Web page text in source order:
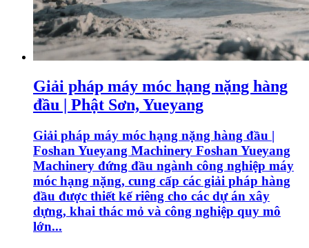
Giải pháp máy móc hạng nặng hàng
đầu | Phật Sơn, Yueyang
Giải pháp máy móc hạng nặng hàng đầu |
Foshan Yueyang Machinery Foshan Yueyang
Machinery đứng đầu ngành công nghiệp máy
móc hạng nặng, cung cấp các giải pháp hàng
đầu được thiết kế riêng cho các dự án xây
dựng, khai thác mỏ và công nghiệp quy mô
lớn...